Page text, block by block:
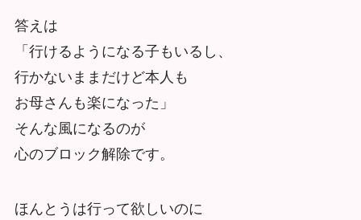
答えは
「行けるようになる子もいるし、
行かないままだけど本人も
お母さんも楽になった」
そんな風になるのが
心のブロック解除です。
ほんとうは行って欲しいのに